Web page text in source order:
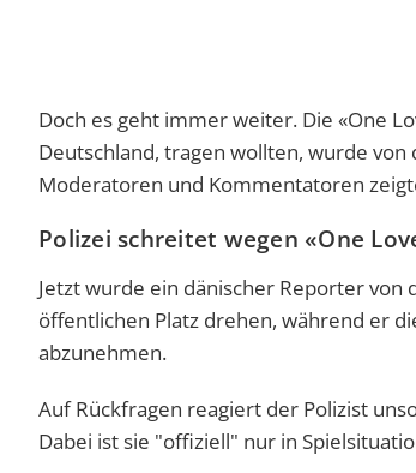
Doch es geht immer weiter. Die «One
Deutschland, tragen wollten, wurde
Moderatoren und Kommentatoren
Polizei schreitet wegen «One
Jetzt wurde ein dänischer Reporter
öffentlichen Platz drehen, während er
abzunehmen.
Auf Rückfragen reagiert der Polizist
Dabei ist sie "offiziell" nur in